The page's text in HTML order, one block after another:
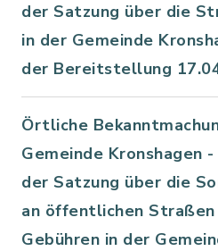
der Satzung über die
in der Gemeinde
der Bereitstellung
Örtliche
Gemeinde Kronshagen
der Satzung über die
an öffentlichen Straßen
Gebühren in der